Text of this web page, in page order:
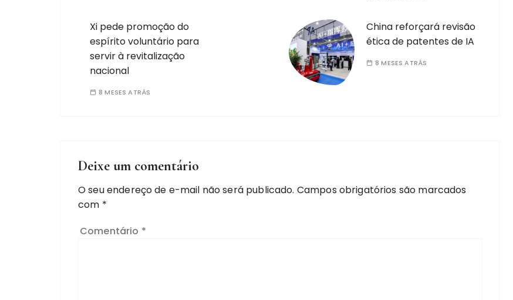
Xi pede promoção do
espírito voluntário para
servir à revitalização
nacional
8 MESES ATRÁS
China reforçará revisão
ética de patentes de IA
8 MESES ATRÁS
Deixe um comentário
O seu endereço de e-mail não será publicado. Campos obrigatórios são marcados
com *
Comentário *